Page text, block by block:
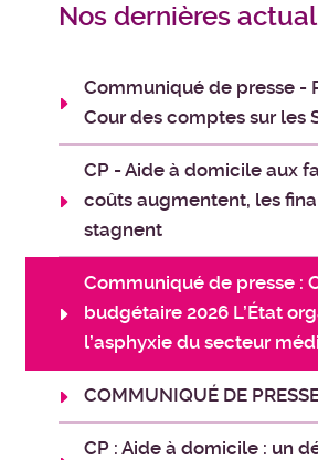
Nos dernières
Communiqué de presse -
Cour des comptes sur les
CP - Aide à domicile aux
coûts augmentent, les
stagnent
Communiqué de presse :
budgétaire 2026 L’État
l’asphyxie du secteur
COMMUNIQUÉ DE
CP : Aide à domicile : un